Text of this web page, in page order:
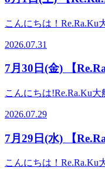
致しました。 水分は
ます。ーーーーーーー
ーーーーーーーーーー
ら→https://
です♪リラックスしな
店を心よりお待ちして
付19:20)TEL： 0467-
ケア 別途+1,100円
★・Re.Ra.Ku PAY また
で。詳しくはスタッ
しました。 水分はご持
す。ーーーーーーーー
ーーーーーーーーーー
→https://epark.jp/
ながら疲れをなくしま
体が軽くなってるはず
ております♪ 【
辺が気になる方にオス
ワ炭酸泡スプレーでス
モン系の爽やかな香り
な”グレードアップ ド
ィケアに 爽快ヘッド
130分 や160分も設定
上のコースではボディ
にお選びいただけます
チ・肩甲骨ケア・骨盤
月末まで!! ☆
せ☆【本日の空き情報
辺が気になる方にオス
ワ炭酸泡スプレーでス
ー2種からお選びいただ
り・ラベンダーベース
方には無香料もご用意
ライヘッドスパ” 30分
スパ10分が付いた【爽
り ☆平日はさらに300
す！（肩くびストレッ
こんにちは！Re.Ra.Ku
れた身体を、ゆっくり
地よいひとときをご用
空き情報】8/1(土)
方にオススメ♪ドライ
レーでスッキリ爽快リ
クス※香りが気になる
能な”グレードアップ
は、＋550円で炭酸ス
2026.07.31
7月30日(金) 【
こんにちは!Re.Ra.Ku
さまへ。誠に恐れ入り
させていただいており
いたしますので、ご来
報】7/31(金) 11:00～★
2026.07.29
7月29日(水) 【
こんにちは！Re.Ra.Ku